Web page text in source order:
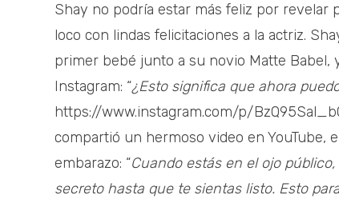
Shay no podría estar más feliz por
loco con lindas felicitaciones a la actriz.
primer bebé junto a su novio Matte Babel,
Instagram: “¿Esto significa que ahora
https://www.instagram.com/p/
compartió un hermoso video en YouTube,
embarazo: “Cuando estás en el ojo
secreto hasta que te sientas listo. Esto